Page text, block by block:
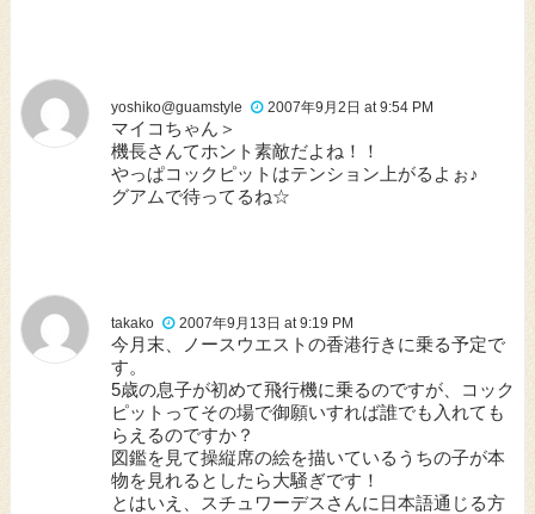
yoshiko@guamstyle 2007年9月2日 at 9:54 PM
マイコちゃん＞
機長さんてホント素敵だよね！！
やっぱコックピットはテンション上がるよぉ♪
グアムで待ってるね☆
takako 2007年9月13日 at 9:19 PM
今月末、ノースウエストの香港行きに乗る予定で
す。
5歳の息子が初めて飛行機に乗るのですが、コック
ピットってその場で御願いすれば誰でも入れても
らえるのですか？
図鑑を見て操縦席の絵を描いているうちの子が本
物を見れるとしたら大騒ぎです！
とはいえ、スチュワーデスさんに日本語通じる方